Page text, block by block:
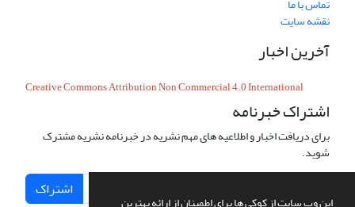
این وب سایت از کوکی ها برای اطمینان از ارائه بهترین
نقشه سایت
آخرین اخبار
Creative Commons Attribution Non Commercial 4.0 International
اشتراک خبرنامه
برای دریافت اخبار و اطلاعیه های مهم نشریه در خبرنامه نشریه مشترک
شوید.
اشتراک